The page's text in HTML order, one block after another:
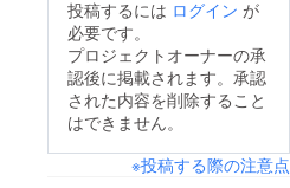
投稿するには ログイン が
必要です。
プロジェクトオーナーの承
認後に掲載されます。承認
された内容を削除すること
はできません。
※投稿する際の注意点